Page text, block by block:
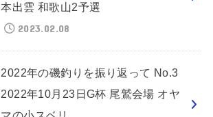
本出雲 和歌山2予選
2023.02.08
2022年の磯釣りを振り返って No.3
2022年10月23日G杯 尾鷲会場 オヤ